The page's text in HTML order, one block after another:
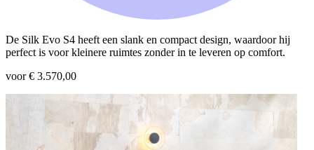
De Silk Evo S4 heeft een slank en compact design, waardoor hij
perfect is voor kleinere ruimtes zonder in te leveren op comfort.
voor € 3.570,00